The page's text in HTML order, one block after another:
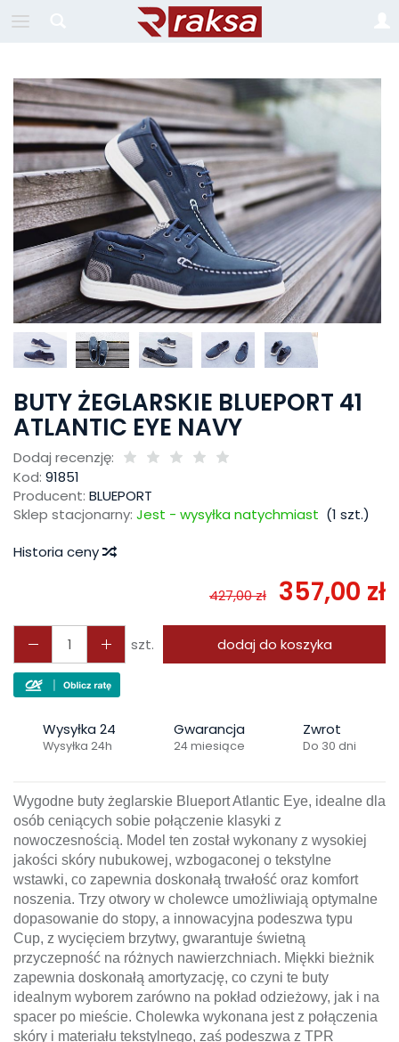
BUTY ŻEGLARSKIE BLUEPORT 41
ATLANTIC EYE NAVY
Dodaj recenzję:
Kod: 91851
Producent: BLUEPORT
Sklep stacjonarny: Jest - wysyłka natychmiast (1 szt.)
Historia ceny
427,00 zł 357,00 zł
szt. dodaj do koszyka
Wysyłka 24
Wysyłka 24h
Gwarancja
24 miesiące
Zwrot
Do 30 dni
Wygodne buty żeglarskie Blueport Atlantic Eye, idealne dla
osób ceniących sobie połączenie klasyki z
nowoczesnością. Model ten został wykonany z wysokiej
jakości skóry nubukowej, wzbogaconej o tekstylne
wstawki, co zapewnia doskonałą trwałość oraz komfort
noszenia. Trzy otwory w cholewce umożliwiają optymalne
dopasowanie do stopy, a innowacyjna podeszwa typu
Cup, z wycięciem brzytwy, gwarantuje świetną
przyczepność na różnych nawierzchniach. Miękki bieżnik
zapewnia doskonałą amortyzację, co czyni te buty
idealnym wyborem zarówno na pokład odzieżowy, jak i na
spacer po mieście. Cholewka wykonana jest z połączenia
skóry i materiału tekstylnego, zaś podeszwa z TPR